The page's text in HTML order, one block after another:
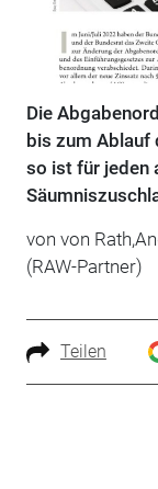
Die
bis zum Ablauf
so ist für jeden
von von
(RAW-Partner)
Teilen